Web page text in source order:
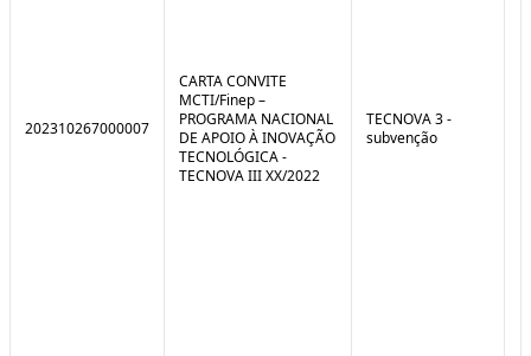
202310267000007
CARTA CONVITE
MCTI/Finep –
PROGRAMA NACIONAL
DE APOIO À INOVAÇÃO
TECNOLÓGICA -
TECNOVA III XX/2022
TECNOVA 3 -
subvenção